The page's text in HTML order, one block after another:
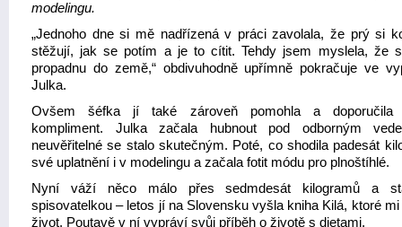
modelingu.
„Jednoho dne si mě nadřízená v práci zavolala, že prý si
stěžují, jak se potím a je to cítit. Tehdy jsem myslela, že
propadnu do země,“ obdivuhodně upřímně pokračuje ve
Julka.
Ovšem šéfka jí také zároveň pomohla a doporučila
kompliment. Julka začala hubnout pod odborným
neuvěřitelné se stalo skutečným. Poté, co shodila padesát
své uplatnění i v modelingu a začala fotit módu pro plnoštíhlé.
Nyní váží něco málo přes sedmdesát kilogramů a
spisovatelkou – letos jí na Slovensku vyšla kniha Kilá, ktoré
život. Poutavě v ní vypráví svůj příběh o životě s dietami.